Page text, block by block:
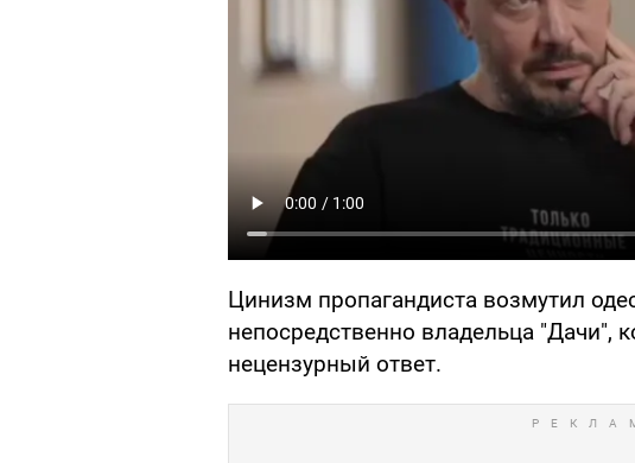
Цинизм пропагандиста возмутил
непосредственно владельца "Дачи",
нецензурный ответ.